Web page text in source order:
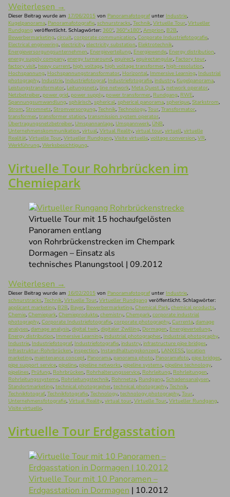
Weiterlesen →
Dieser Beitrag wurde am 17/06/2015 von Panoramafotografunter Industrie,
Kugelpanorama, Panoramafotografie, schnurstracks, Technik, Virtuelle Tour, Virtueller
Rundgang veröffentlicht. Schlagwörter: 360°, 360°x180°, Amprion, B2B,
Bewerbermarketing, circuit, corporate communication, Corporate Industriefotografie,
Electrical engineering, electricity, electricity substation, Elektrotechnik,
Energieversorgungsunternehmen, Energieverteilung, Energiewende, Energy distribution,
energy supply company, energy turnaround, equirect, equirectangular, Factory tour,
factory visit, heavy current, high voltage, high voltage transformer, high-resolution,
Hochspannung, Hochspannungstransformator, Horizontal, Immersive Learning, Industrial
photography, Industrie, Industriefotograf, Industriefotografie, industry, Kugelpanorama,
Leistungstransformator, Leitungsnetz, line network, Meta Quest 3, network operator,
Netzbetreiber, power grid, power supply, power transformer, Rundgang, RWE,
Spannungsumwandlung, sphärisch, spherical, spherical panorama, spherique, Starkstrom,
Strom, Stromnetz, Stromversorgung, Technik, Technology, Tour, Transformator,
transformer, transformer station, transmission system operator,
Übertragungsnetzbetreiber, Umspannanlage, Umspannwerk, ÜNB,
Unternehmenskommunikation, virtual, Virtual Reality, virtual tour, virtuell, virtuelle
Realität, Virtuelle Tour, Virtueller Rundgang, Visite virtuelle, voltage conversion, VR,
Werkführung, Werksbesichtigung.
Virtuelle Tour Rohrbrücken im
Chemiepark
Virtuelle Tour mit 15 hochaufgelösten
Panoramen entlang
von Rohrbrückenstrecken im Chempark
Dormagen – Einsatz als
technisches Planungstool | 09.2012
Weiterlesen →
Dieser Beitrag wurde am 16/02/2015 von Panoramafotografunter Industrie,
schnurstracks, Technik, Virtuelle Tour, Virtueller Rundgang veröffentlicht. Schlagwörter:
applicant marketing, B2B, Bayer, Bewerbermarketing, Chemical Park, chemical products,
Chemie, Chemiepark, Chemieprodukte, chemistry, Chempark, corporate industrial
photography, Corporate Industriefotografie, corporate photography, Currenta, damage
analyses, damage analysis, digital twin, digitaler Zwilling, Dormagen, Energieverteilung,
Energy distribution, Immersive Learning, industrial photographer, Industrial photography,
Industrie, Industriefotograf, Industriefotografie, industry, infrastructure pipe bridges,
Infrastruktur-Rohrbrücken, inspection, Instandhaltungskonzept, LANXESS, location
marketing, maintenance concept, Panorama, panorama photo, Panoramafoto, pipe bridges,
pipe support service, pipeline, pipeline networks, pipeline systems, pipeline technology,
pipelines, Prüfung, Rohrbrücken, Rohrhalterungsservice, Rohrleitung, Rohrleitungen,
Rohrleitungssysteme, Rohrleitungstechnik, Rohrnetze, Rundgang, Schadensanalysen,
Standortmarketing, technical photographer, technical photography, Technik,
Technikfotograf, Technikfotografie, Technology, technology photography, Tour,
Unternehmensfotografie, Virtual Reality, virtual tour, Virtuelle Tour, Virtueller Rundgang,
Visite virtuelle.
Virtuelle Tour Erdgasstation
Virtuelle Tour mit 10 Panoramen –
Erdgasstation in Dormagen | 10.2012